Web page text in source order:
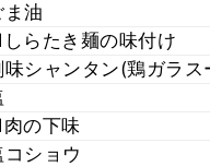
ま油
らたき麺の味付け
味シャンタン(鶏ガラス
の下味
コショウ